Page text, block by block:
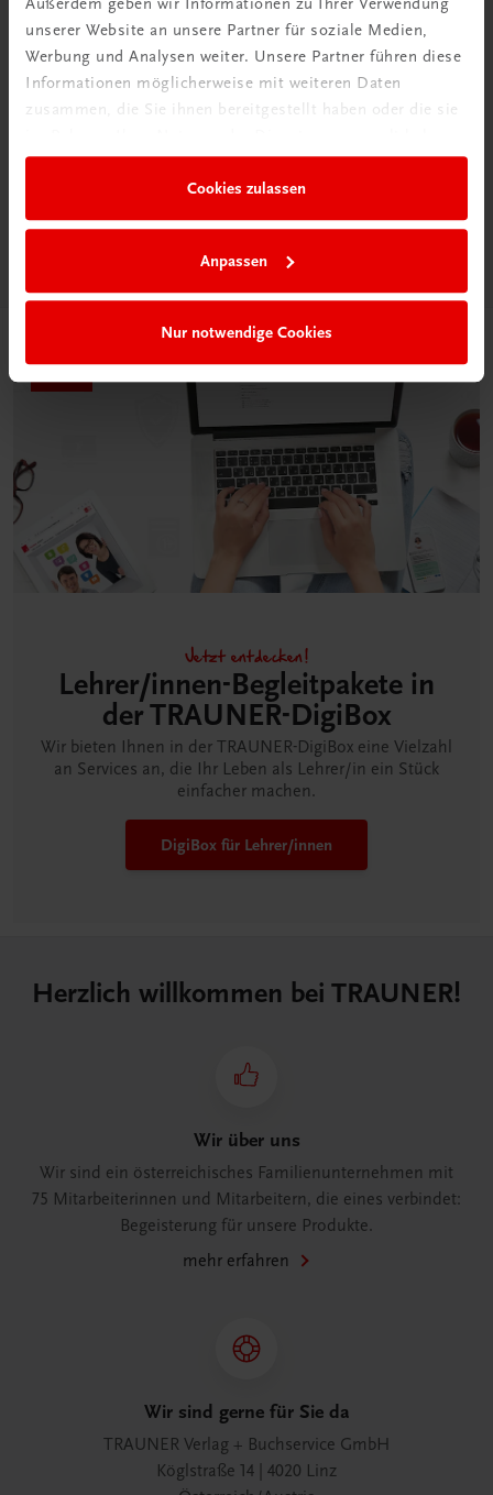
unserer Website an unsere Partner für soziale Medien,
Werbung und Analysen weiter. Unsere Partner führen diese
Informationen möglicherweise mit weiteren Daten
zusammen, die Sie ihnen bereitgestellt haben oder die sie
Cookies zulassen
Anpassen
Nur notwendige Cookies
Neu in der DigiBox
Klassenzimmer“
Mehr dazu
Jetzt entdecken!
Lehrer/innen-Begleitpakete in
der TRAUNER-DigiBox
Wir bieten Ihnen in der TRAUNER-DigiBox eine Vielzahl
an Services an, die Ihr Leben als Lehrer/in ein Stück
einfacher machen.
DigiBox für Lehrer/innen
Herzlich willkommen bei TRAUNER!
Wir über uns
Wir sind ein österreichisches Familienunternehmen mit
75 Mitarbeiterinnen und Mitarbeitern, die eines verbindet:
Begeisterung für unsere Produkte.
mehr erfahren
Wir sind gerne für Sie da
TRAUNER Verlag + Buchservice GmbH
Köglstraße 14 | 4020 Linz